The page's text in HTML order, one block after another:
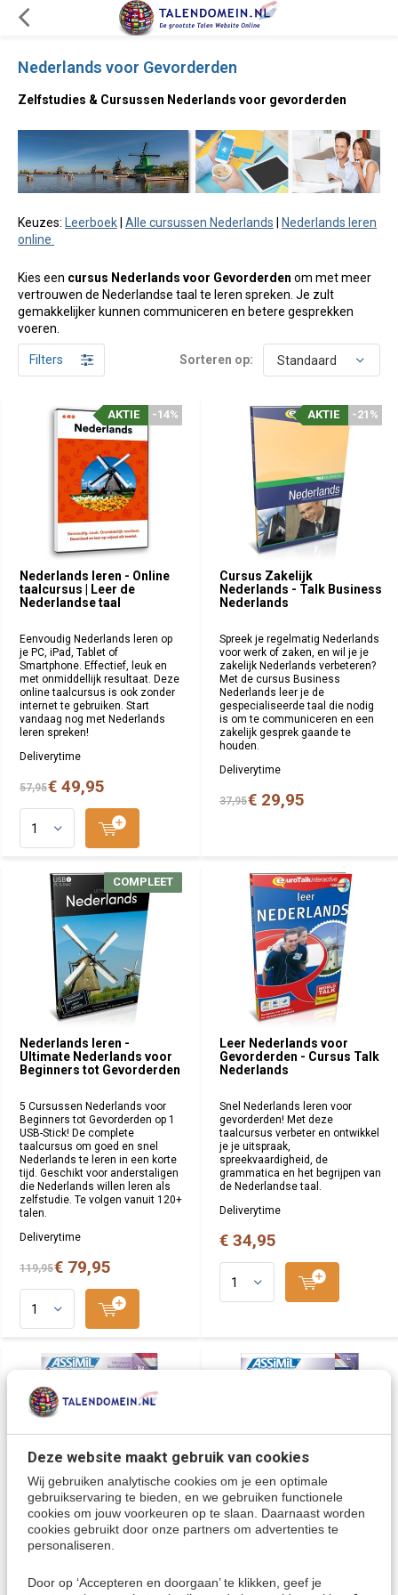
Deze website maakt gebruik van cookies
Wij gebruiken analytische cookies om je een optimale
gebruikservaring te bieden, en we gebruiken functionele
cookies om jouw voorkeuren op te slaan. Daarnaast worden
cookies gebruikt door onze partners om advertenties te
personaliseren.
Door op ‘Accepteren en doorgaan’ te klikken, geef je
Nederlands voor Gevorderden
Zelfstudies & Cursussen Nederlands voor gevorderden
Keuzes: Leerboek Alle cursussen Nederlands
Nederlands leren
online
Kies een cursus Nederlands voor Gevorderden om met meer
vertrouwen de Nederlandse taal te leren spreken. Je zult
gemakkelijker kunnen communiceren en betere gesprekken
voeren.
Filters Sorteren op:
Nederlands leren - Online
taalcursus | Leer de
Nederlandse taal
Eenvoudig Nederlands leren op
je PC, iPad, Tablet of
Smartphone. Effectief, leuk en
met onmiddellijk resultaat. Deze
online taalcursus is ook zonder
internet te gebruiken. Start
vandaag nog met Nederlands
leren spreken!
Deliverytime
-14%
AKTIE
57,95€ 49,95
-14%
AKTIE
Cursus Zakelijk
Nederlands - Talk Business
Nederlands
Spreek je regelmatig Nederlands
voor werk of zaken, en wil je je
zakelijk Nederlands verbeteren?
Met de cursus Business
Nederlands leer je de
gespecialiseerde taal die nodig
is om te communiceren en een
zakelijk gesprek gaande te
houden.
Deliverytime
-21%
AKTIE
37,95€ 29,95
-21%
AKTIE
Nederlands leren -
Ultimate Nederlands voor
Beginners tot Gevorderden
5 Cursussen Nederlands voor
Beginners tot Gevorderden op 1
USB-Stick! De complete
taalcursus om goed en snel
Nederlands te leren in een korte
tijd. Geschikt voor anderstaligen
die Nederlands willen leren als
zelfstudie. Te volgen vanuit 120+
talen.
Deliverytime
COMPLEET
119,95€ 79,95
COMPLEET
Leer Nederlands voor
Gevorderden - Cursus Talk
Nederlands
Snel Nederlands leren voor
gevorderden! Met deze
taalcursus verbeter en ontwikkel
je je uitspraak,
spreekvaardigheid, de
grammatica en het begrijpen van
de Nederlandse taal.
Deliverytime
€ 34,95
Le Néerlandais Sans Peine
- Cours de néerlandais
(Boek + CD + Audio) |
Frans
Le Néerlandais Sans Peine
- Cours de néerlandais
Frans